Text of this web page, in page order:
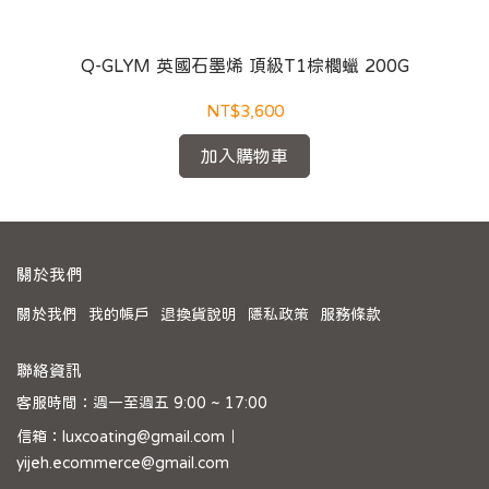
Q-GLYM 英國石墨烯 頂級T1棕櫚蠟 200G
NT$3,600
加入購物車
關於我們
關於我們 我的帳戶 退換貨說明 隱私政策 服務條款
聯絡資訊
客服時間：週一至週五 9:00 ~ 17:00
信箱：luxcoating@gmail.com｜
yijeh.ecommerce@gmail.com